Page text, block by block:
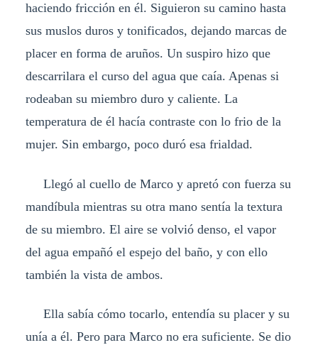
haciendo fricción en él. Siguieron su camino hasta
sus muslos duros y tonificados, dejando marcas de
placer en forma de aruños. Un suspiro hizo que
descarrilara el curso del agua que caía. Apenas si
rodeaban su miembro duro y caliente. La
temperatura de él hacía contraste con lo frio de la
mujer. Sin embargo, poco duró esa frialdad.
Llegó al cuello de Marco y apretó con fuerza su
mandíbula mientras su otra mano sentía la textura
de su miembro. El aire se volvió denso, el vapor
del agua empañó el espejo del baño, y con ello
también la vista de ambos.
Ella sabía cómo tocarlo, entendía su placer y su
unía a él. Pero para Marco no era suficiente. Se dio